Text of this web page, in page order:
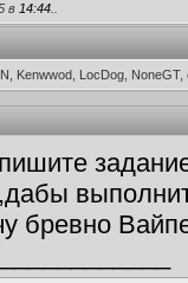
в 14:44
Kenwwod, LocDog,
бревно